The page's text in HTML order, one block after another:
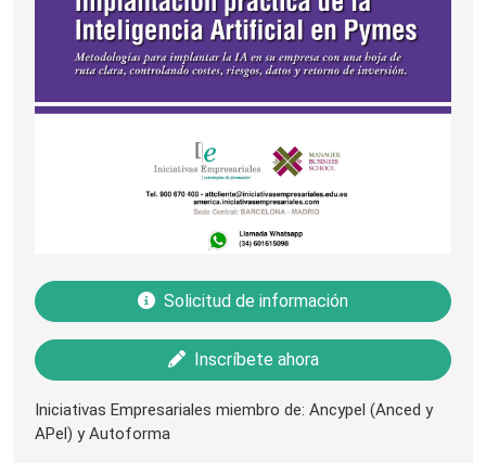
Solicitud de información
Inscríbete ahora
Iniciativas Empresariales miembro de: Ancypel (Anced y
APel) y Autoforma